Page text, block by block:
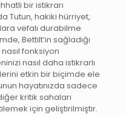
bir istikrarı
Tutun, hakiki hürriyet,
vefalı durabilme
Bettilt’in sağladığı
fonksiyon
nasıl daha istikrarlı
etkin bir biçimde ele
hayatınızda sadece
kritik sahaları
için geliştirilmiştir.